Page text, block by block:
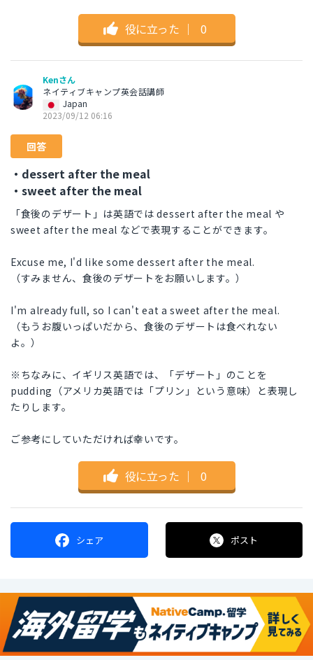
役に立った ｜ 0
Kenさん
ネイティブキャンプ英会話講師
Japan
2023/09/12 06:16
回答
・dessert after the meal
・sweet after the meal
「食後のデザート」は英語では dessert after the meal や
sweet after the meal などで表現することができます。
Excuse me, I'd like some dessert after the meal.
（すみません、食後のデザートをお願いします。）
I'm already full, so I can't eat a sweet after the meal.
（もうお腹いっぱいだから、食後のデザートは食べれない
よ。）
※ちなみに、イギリス英語では、「デザート」のことを
pudding（アメリカ英語では「プリン」という意味）と表現し
たりします。
ご参考にしていただければ幸いです。
役に立った ｜ 0
シェア ポスト